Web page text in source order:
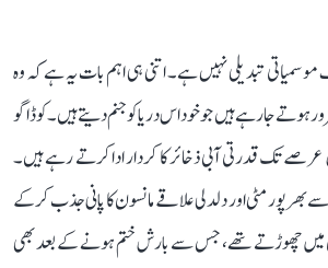
تبدیلی نہیں ہے۔ اتنی ہی اہم بات یہ ہے کہ وہ
ہوتے جا رہے ہیں جو خود اس دریا کو جنم دیتے ہیں۔ کوڈاگو
عرصے تک قدرتی آبی ذخائر کا کردار ادا کرتے رہے ہیں۔
بھرپور مٹی اور دلدلی علاقے مانسون کا پانی جذب کر کے
میں چھوڑتے تھے، جس سے بارش ختم ہونے کے بعد بھی